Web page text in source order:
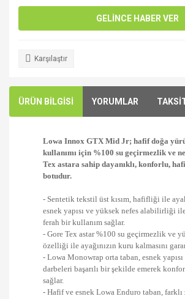
GELİNCE HABER VER
Karşılaştır
ÜRÜN BİLGİSİ YORUMLAR
Lowa Innox GTX Mid Jr; hafif doğa
kullanımı için %100 su geçirmezlik ve
Tex astara sahip dayanıklı, konforlu,
botudur.
- Sentetik tekstil üst kısım, hafifliği ile
esnek yapısı ve yüksek nefes alabilirliği
ferah bir kullanım sağlar.
- Gore Tex astar %100 su geçirmezlik ve
özelliği ile ayağınızın kuru kalmasını
- Lowa Monowrap orta taban, esnek
darbeleri başarılı bir şekilde emerek
sağlar.
- Hafif ve esnek Lowa Enduro taban,